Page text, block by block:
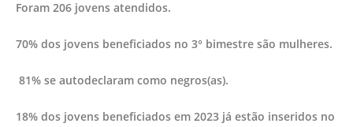
Foram 206 jovens atendidos.
70% dos jovens beneficiados no 3° bimestre são mulheres.
81% se autodeclaram como negros(as).
18% dos jovens beneficiados em 2023 já estão inseridos no